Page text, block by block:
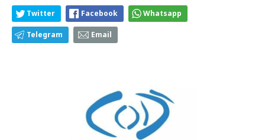
Twitter Facebook Whatsapp
Telegram Email